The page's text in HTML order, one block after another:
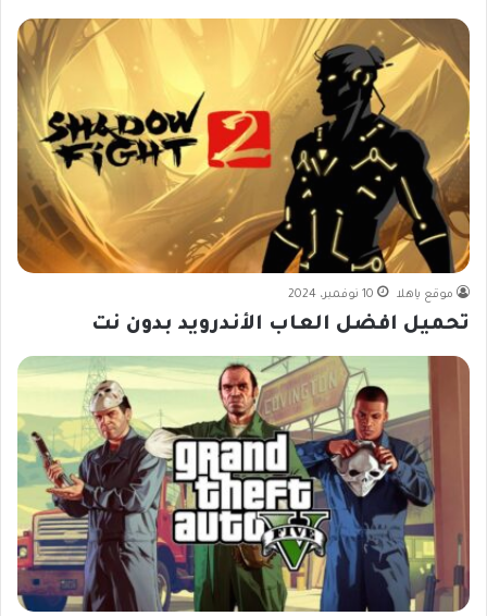
موقع ياهلا 10 نوفمبر، 2024
تحميل افضل العاب الأندرويد بدون نت